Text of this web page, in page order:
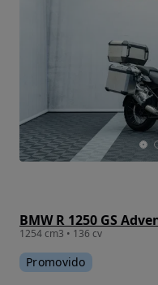
1254 cm3 • 136 cv
Promovido